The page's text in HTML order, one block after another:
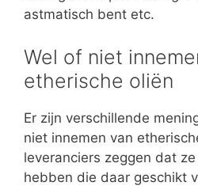
astmatisch bent etc.
Wel of niet
etherische oliën
Er zijn verschillende
niet innemen van
leveranciers zeggen dat
hebben die daar geschikt